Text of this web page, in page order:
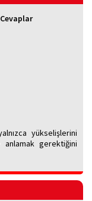
yükselişlerini
gerektiğini